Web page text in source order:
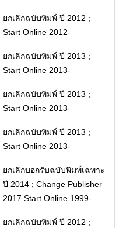
ยกเลิกฉบับพิมพ์ ปี 2012 ;
Start Online 2012-
ยกเลิกฉบับพิมพ์ ปี 2013 ;
Start Online 2013-
ยกเลิกฉบับพิมพ์ ปี 2013 ;
Start Online 2013-
ยกเลิกฉบับพิมพ์ ปี 2013 ;
Start Online 2013-
ยกเลิกบอกรับฉบับพิมพ์เฉพาะ
ปี 2014 ; Change Publisher
2017 Start Online 1999-
ยกเลิกฉบับพิมพ์ ปี 2012 ;